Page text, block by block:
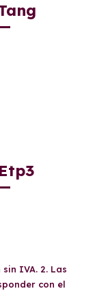
IVA. 2. Las
con el